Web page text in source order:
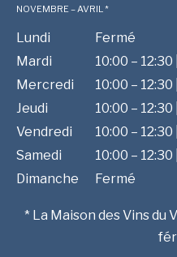
NOVEMBRE – AVRIL *
Lundi
Mardi
Mercredi
Jeudi
Vendredi
Samedi
Dimanche
Fermé
10:00 – 12:30
10:00 – 12:30
10:00 – 12:30
10:00 – 12:30
10:00 – 12:30
Fermé
* La Maison des Vins du